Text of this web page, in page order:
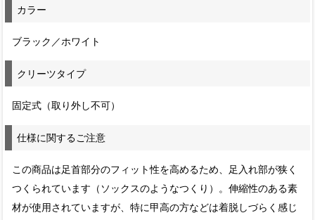
カラー
ブラック／ホワイト
クリーツタイプ
固定式（取り外し不可）
仕様に関するご注意
この商品は足首部分のフィット性を高めるため、足入れ部が狭く
つくられています（ソックスのようなつくり）。伸縮性のある素
材が使用されていますが、特に甲高の方などは着脱しづらく感じ